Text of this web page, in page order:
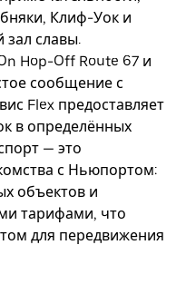
Клиф-Уок и
славы.
Hop-Off Route 67 и
сообщение с
Flex предоставляет
в определённых
— это
с Ньюпортом:
объектов и
тарифами, что
для передвижения